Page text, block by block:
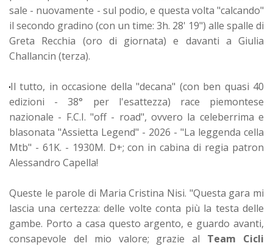
sale - nuovamente - sul podio, e questa volta "calcando"
il secondo gradino (con un time: 3h. 28' 19") alle spalle di
Greta Recchia (oro di giornata) e davanti a Giulia
Challancin (terza).
Il tutto, in occasione della "decana" (con ben quasi 40
edizioni - 38° per l'esattezza) race piemontese
nazionale - F.C.I. "off - road", ovvero la celeberrima e
blasonata "Assietta Legend" - 2026 - "La leggenda cella
Mtb" - 61K. - 1930M. D+; con in cabina di regia patron
Alessandro Capella!
Queste le parole di Maria Cristina Nisi. "Questa gara mi
lascia una certezza: delle volte conta più la testa delle
gambe. Porto a casa questo argento, e guardo avanti,
consapevole del mio valore; grazie al Team Cicli